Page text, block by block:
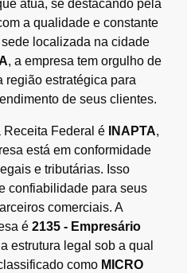
atua, se destacando pela
a qualidade e constante
localizada na cidade
, a empresa tem orgulho de
região estratégica para
de seus clientes.
Receita Federal é INAPTA,
está em conformidade
e tributárias. Isso
confiabilidade para seus
comerciais. A
é 2135 - Empresário
estrutura legal sob a qual
como MICRO